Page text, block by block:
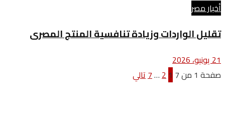
أخبار مصر
تقليل الواردات وزيادة تنافسية المنتج المصرى
21 يونيو، 2026
صفحة 1 من 7
1
2
…
7تالي